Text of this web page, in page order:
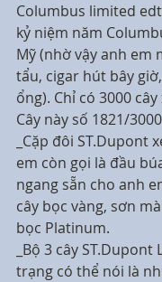
Columbus limited
kỷ niệm năm
Mỹ (nhờ vậy anh em
tẩu, cigar hút bây
ổng). Chỉ có 3000
Cây này số 1821/
_Cặp đôi ST.Dupont
em còn gọi là đầu
ngang sẵn cho anh
cây bọc vàng, sơn
bọc Platinum.
_Bộ 3 cây
trạng có thể nói là